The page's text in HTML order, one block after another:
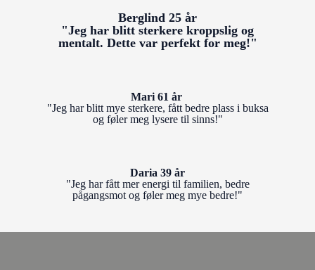
Berglind 25 år
"Jeg har blitt sterkere kroppslig og
mentalt. Dette var perfekt for meg!"
Mari 61 år
"Jeg har blitt mye sterkere, fått bedre plass i buksa
og føler meg lysere til sinns!"
Daria 39 år
"Jeg har fått mer energi til familien, bedre
pågangsmot og føler meg mye bedre!"